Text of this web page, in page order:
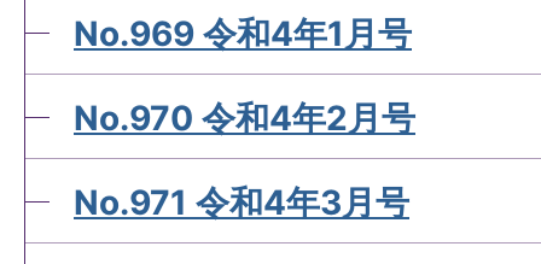
No.969 令和4年1月号
No.970 令和4年2月号
No.971 令和4年3月号